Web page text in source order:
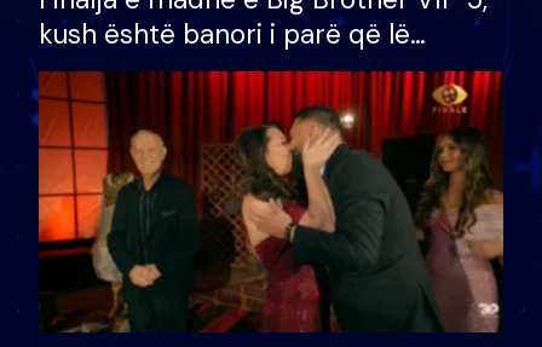
kush është banori i parë që lë
shtëpinë dhe humb mundësinë për
të fituar çmimin e madh